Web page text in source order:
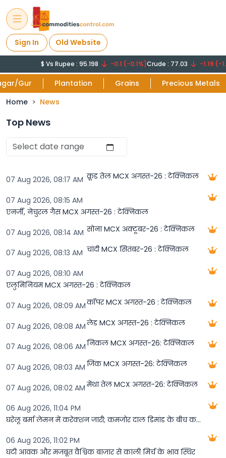
Sign In Old Website
$ Vs Rupee : 95.198 -0.1 (-0.1%)Crude : 77.03 -1.19 (-
Gur Plantation Grains
Precious Metals
Home
News
Top News
07 Aug 2026, 08:17 AM क्रूड तेल MCX अगस्त-26 : टेक्निकल
07 Aug 2026, 08:15 AM
एनर्जी, नेचुरल गैस MCX अगस्त-26 : टेक्निकल
07 Aug 2026, 08:14 AM सोना MCX अक्टूबर-26 : टेक्निकल
07 Aug 2026, 08:13 AM चांदी MCX सितंबर-26 : टेक्निकल
07 Aug 2026, 08:10 AM
एलुमिनियम MCX अगस्त-26 : टेक्निकल
07 Aug 2026, 08:09 AMकॉपर MCX अगस्त-26 : टेक्निकल
07 Aug 2026, 08:08 AMलेड MCX अगस्त-26 : टेक्निकल
07 Aug 2026, 08:06 AMनिकल MCX अगस्त-26: टेक्निकल
07 Aug 2026, 08:03 AM जिंक MCX अगस्त-26: टेक्निकल
07 Aug 2026, 08:02 AM मेंथा तेल MCX अगस्त-26: टेक्निकल
06 Aug 2026, 11:04 PM
घरेलू बर्मा लेमन में करेक्शन जारी; कमजोर दाल डिमांड के बीच कम आवक ने गिरावट थामी
06 Aug 2026, 11:02 PM
घटी आवक और मजबूत वैश्विक बाजार से काली मिर्च के भाव स्थिर